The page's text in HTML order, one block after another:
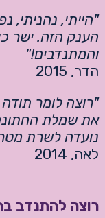
"הייתי, נהניתי,
הענק הזה. ישר
והמתנדבים!"
הדר, 2015
"רוצה לומר תודה
את שמלת
נועדה לשרת
לאה, 2014
רוצה להתנדב